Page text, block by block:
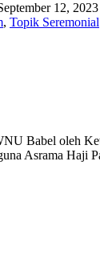
12, 2023
, Topik Seremonial
Babel oleh
Asrama Haji